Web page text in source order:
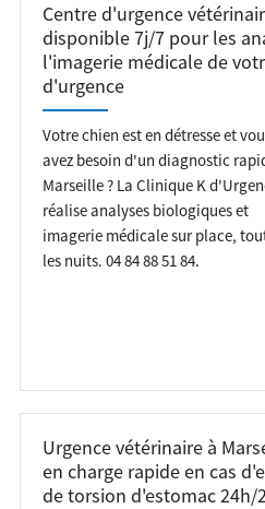
Centre d'urgence
disponible 7j/7 pour les
l'imagerie médicale de
d'urgence
Votre chien est en détresse et
avez besoin d'un diagnostic
Marseille ? La Clinique K
réalise analyses biologiques et
imagerie médicale sur place,
les nuits. 04 84 88 51 84.
Urgence vétérinaire à
en charge rapide en cas
de torsion d'estomac 24h/